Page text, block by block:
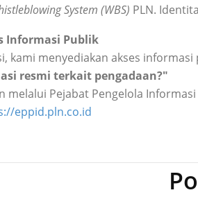
System (WBS) PLN.
Informasi Publik
kami menyediakan akses
resmi terkait pengadaan?"
melalui Pejabat Pengelola
eppid.pln.co.id